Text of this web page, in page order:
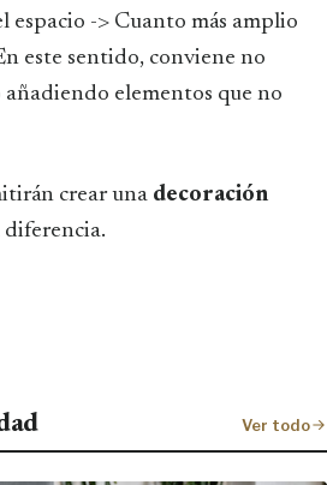
espacio -> Cuanto más amplio
este sentido, conviene no
elementos que no
crear una decoración
diferencia.
Ver todo